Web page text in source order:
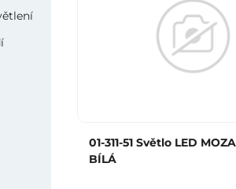
01-311-51 Světlo LED
BÍLÁ